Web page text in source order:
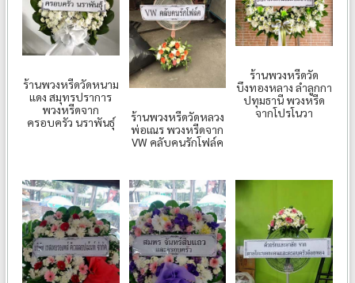
ร้านพวงหรีดวัดหนาม
แดง สมุทรปราการ
พวงหรีดจาก
ครอบครัว นราพันธุ์
ร้านพวงหรีดวัดหลวง
พ่อเณร พวงหรีดจาก
VW คลับคนรักโฟล์ค
ร้านพวงหรีดวัด
บึงทองหลาง ลำลูกกา
ปทุมธานี พวงหรีด
จากโปรโนวา